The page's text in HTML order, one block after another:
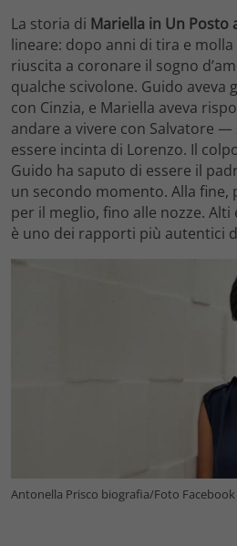
La storia di Mariella in Un Posto
lineare: dopo anni di tira e
riuscita a coronare il sogno
qualche scivolone. Guido aveva
con Cinzia, e Mariella aveva
andare a vivere con Salvatore
essere incinta di Lorenzo. Il
Guido ha saputo di essere il
un secondo momento. Alla
per il meglio, fino alle nozze.
è uno dei rapporti più autentici
Antonella Prisco biografia/Foto